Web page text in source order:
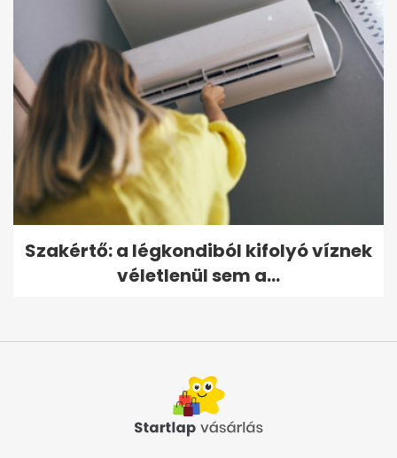
Szakértő: a légkondiból kifolyó víznek
véletlenül sem a...